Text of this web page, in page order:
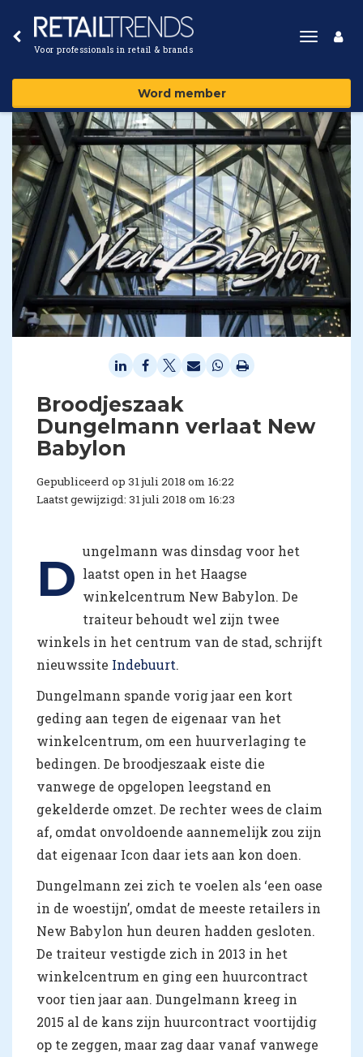
Voor professionals in retail & brands
Toggle
Word member
Broodjeszaak
Dungelmann verlaat New
Babylon
Gepubliceerd op 31 juli 2018 om 16:22
Laatst gewijzigd: 31 juli 2018 om 16:23
D ungelmann was dinsdag voor het
laatst open in het Haagse
winkelcentrum New Babylon. De
traiteur behoudt wel zijn twee
winkels in het centrum van de stad, schrijft
nieuwssite Indebuurt.
Dungelmann spande vorig jaar een kort
geding aan tegen de eigenaar van het
winkelcentrum, om een huurverlaging te
bedingen. De broodjeszaak eiste die
vanwege de opgelopen leegstand en
gekelderde omzet. De rechter wees de claim
af, omdat onvoldoende aannemelijk zou zijn
dat eigenaar Icon daar iets aan kon doen.
Dungelmann zei zich te voelen als ‘een oase
in de woestijn’, omdat de meeste retailers in
New Babylon hun deuren hadden gesloten.
De traiteur vestigde zich in 2013 in het
winkelcentrum en ging een huurcontract
voor tien jaar aan. Dungelmann kreeg in
2015 al de kans zijn huurcontract voortijdig
op te zeggen, maar zag daar vanaf vanwege